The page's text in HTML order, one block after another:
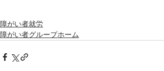
障がい者就労
障がい者グループホーム